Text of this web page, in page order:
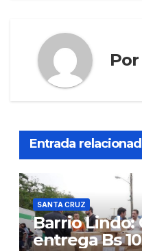
Por
Entrada
SANTA CRUZ
Barrio Lindo:
entrega Bs